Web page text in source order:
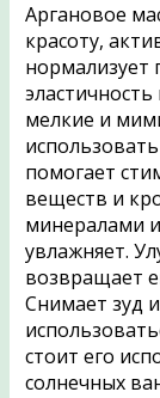
Аргановое
красоту,
мелкие и
помогает
веществ и
минералами
увлажняет.
возвращает
Снимает зуд
стоит его
солнечных